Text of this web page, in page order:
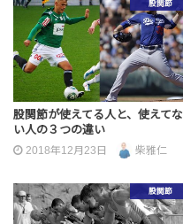
股関節
股関節が使えてる人と、使えてな
い人の３つの違い
2018年12月23日 柴雅仁
股関節